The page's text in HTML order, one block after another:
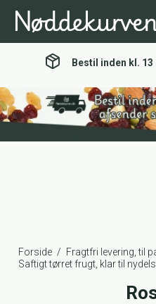
Bestil inden kl.
Forside / Fragtfri levering, til
Saftigt tørret frugt, klar til